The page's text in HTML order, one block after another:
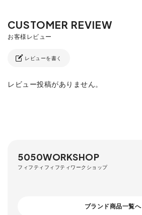
レビューを書く
レビュー投稿がありません。
5050WORKSHOP
フィフティフィフティワークショップ
ブランド商品一覧へ